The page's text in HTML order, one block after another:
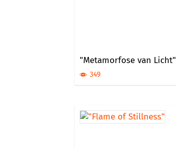
"Metamorfose van Licht"
349